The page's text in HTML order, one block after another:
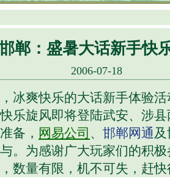
郸：盛暑大话新手快
2006-07-18
爽快乐的大话新手体验活
乐旋风即将登陆武安、涉
备， 网易公司 、 邯郸网通
。为感谢广大玩家们的积
数量有限，机不可失，赶